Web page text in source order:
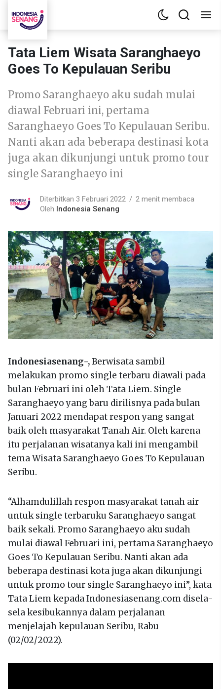
Tata Liem Wisata Saranghaeyo
Goes To Kepulauan Seribu
Promo Saranghaeyo aku sudah mulai
diawal Februari ini, pertama
Saranghaeyo Goes To Kepulauan Seribu.
Nanti akan ada beberapa destinasi kota
juga akan dikunjungi untuk promo tour
single Saranghaeyo ini
Diterbitkan 3 Februari 2022
2 menit membaca
Oleh Indonesia Senang
Indonesiasenang-,Berwisata sambil
melakukan promo single terbaru diawali pada
bulan Februari ini oleh Tata Liem. Single
Saranghaeyo yang baru dirilisnya pada bulan
Januari 2022 mendapat respon yang sangat
baik oleh masyarakat Tanah Air. Oleh karena
itu perjalanan wisatanya kali ini mengambil
tema Wisata Saranghaeyo Goes To Kepulauan
Seribu.
“Alhamdulillah respon masyarakat tanah air
untuk single terbaruku Saranghaeyo sangat
baik sekali. Promo Saranghaeyo aku sudah
mulai diawal Februari ini, pertama Saranghaeyo
Goes To Kepulauan Seribu. Nanti akan ada
beberapa destinasi kota juga akan dikunjungi
untuk promo tour single Saranghaeyo ini”, kata
Tata Liem kepada Indonesiasenang.com disela-
sela kesibukannya dalam perjalanan
menjelajah kepulauan Seribu, Rabu
(02/02/2022).